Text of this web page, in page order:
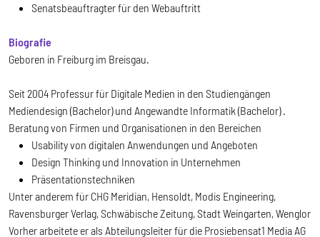
Senatsbeauftragter für den Webauftritt
Biografie
Geboren in Freiburg im Breisgau.
Seit 2004 Professur für Digitale Medien in den Studiengängen
Mediendesign (Bachelor) und Angewandte Informatik (Bachelor) .
Beratung von Firmen und Organisationen in den Bereichen
Usability von digitalen Anwendungen und Angeboten
Design Thinking und Innovation in Unternehmen
Präsentationstechniken
Unter anderem für CHG Meridian, Hensoldt, Modis Engineering,
Ravensburger Verlag, Schwäbische Zeitung, Stadt Weingarten, Wenglor
Vorher arbeitete er als Abteilungsleiter für die Prosiebensat1 Media AG